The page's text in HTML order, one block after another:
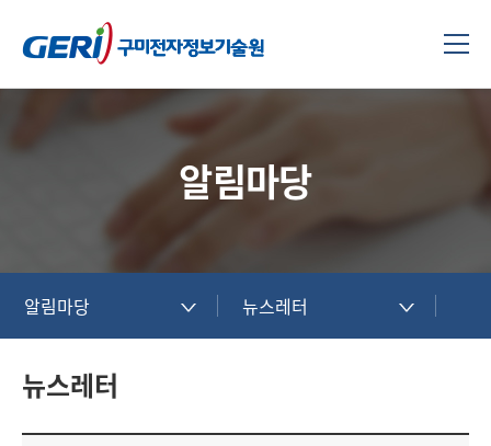
알림마당
알림마당 뉴스레터
뉴스레터